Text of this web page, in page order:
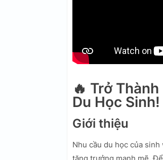
🔥 Trở
Du Học Sinh!
Giới thiệu
Nhu cầu du học của